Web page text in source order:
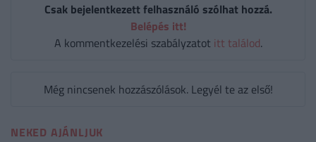
Csak bejelentkezett felhasználó szólhat hozzá.
Belépés itt!
A kommentkezelési szabályzatot itt találod.
Még nincsenek hozzászólások. Legyél te az első!
NEKED AJÁNLJUK